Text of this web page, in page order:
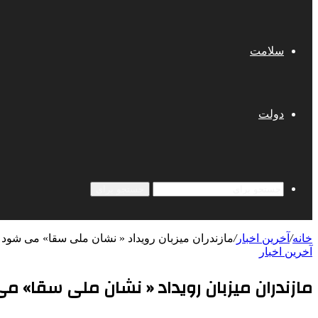
سلامت
دولت
خانه/ آخرین اخبار/مازندران میزبان رویداد « نشان ملی سقا» می شود
آخرین اخبار
مازندران میزبان رویداد « نشان ملی